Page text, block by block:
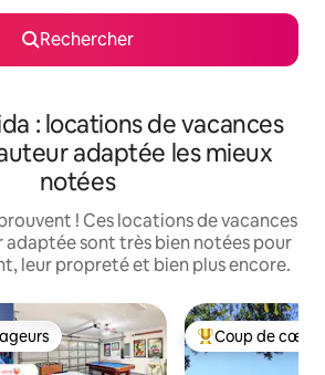
Rechercher
: locations de vacances
adaptée les mieux
notées
! Ces locations de vacances
adaptée sont très bien notées pour
leur propreté et bien plus encore.
Coups de cœur
Coup de cœur